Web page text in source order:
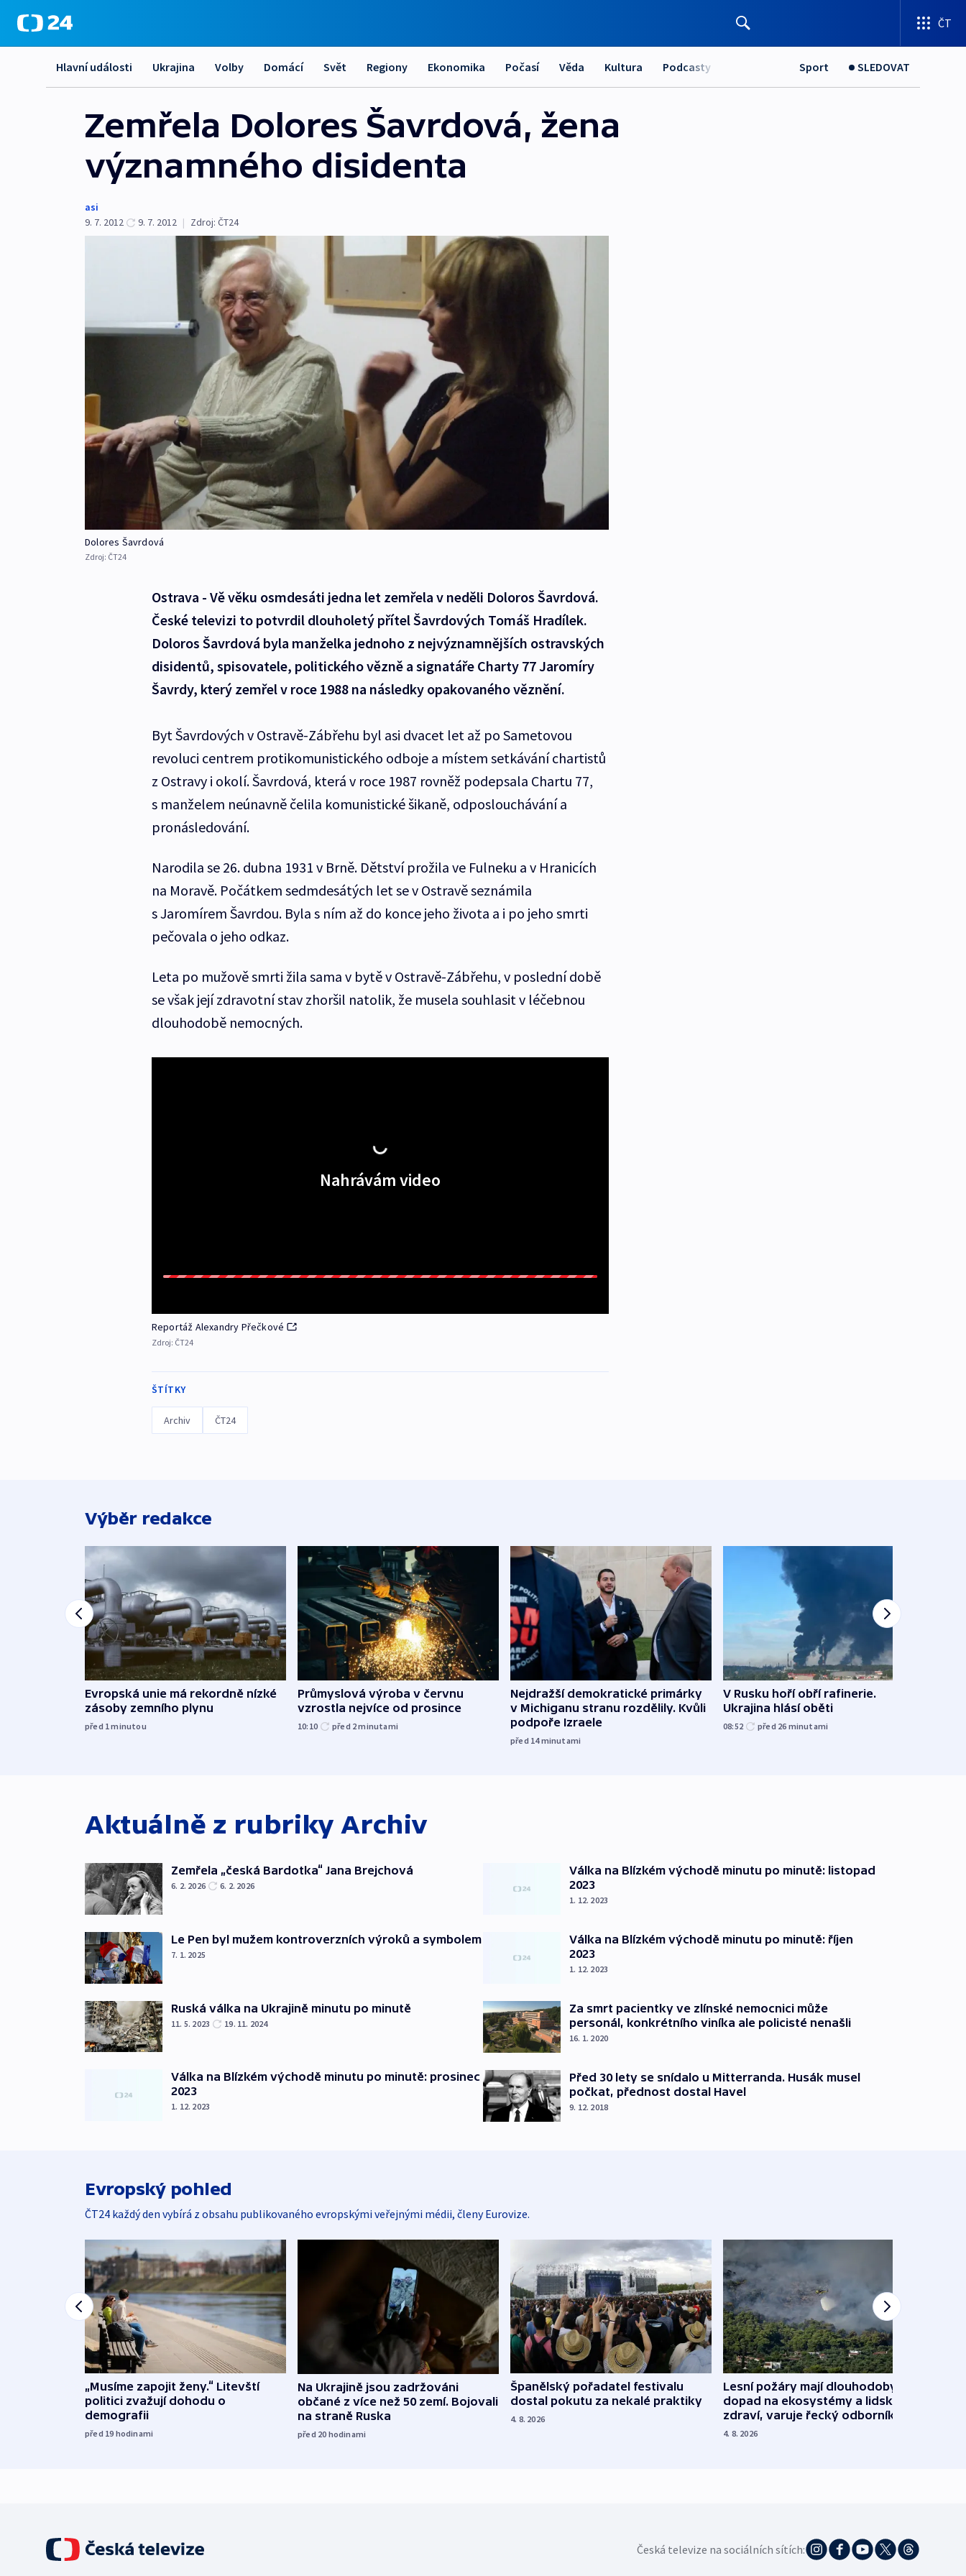
ČT
Hlavní události Ukrajina Volby Domácí Svět Regiony Ekonomika Počasí Věda Kultura Podcasty Sport SLEDOVAT
Zemřela Dolores Šavrdová, žena
významného disidenta
asi
9. 7. 2012
9. 7. 2012 | Zdroj: ČT24
Dolores Šavrdová
Zdroj: ČT24
Ostrava - Vě věku osmdesáti jedna let zemřela v neděli Doloros Šavrdová.
České televizi to potvrdil dlouholetý přítel Šavrdových Tomáš Hradílek.
Doloros Šavrdová byla manželka jednoho z nejvýznamnějších ostravských
disidentů, spisovatele, politického vězně a signatáře Charty 77 Jaromíry
Šavrdy, který zemřel v roce 1988 na následky opakovaného věznění.
Byt Šavrdových v Ostravě-Zábřehu byl asi dvacet let až po Sametovou
revoluci centrem protikomunistického odboje a místem setkávání chartistů
z Ostravy i okolí. Šavrdová, která v roce 1987 rovněž podepsala Chartu 77,
s manželem neúnavně čelila komunistické šikaně, odposlouchávání a
pronásledování.
Narodila se 26. dubna 1931 v Brně. Dětství prožila ve Fulneku a v Hranicích
na Moravě. Počátkem sedmdesátých let se v Ostravě seznámila
s Jaromírem Šavrdou. Byla s ním až do konce jeho života a i po jeho smrti
pečovala o jeho odkaz.
Leta po mužově smrti žila sama v bytě v Ostravě-Zábřehu, v poslední době
se však její zdravotní stav zhoršil natolik, že musela souhlasit v léčebnou
dlouhodobě nemocných.
Nahrávám video
Reportáž Alexandry Přečkové
Zdroj: ČT24
ŠTÍTKY
Archiv ČT24
Výběr redakce
Evropská unie má rekordně nízké
zásoby zemního plynu
před 1minutou
Průmyslová výroba v červnu
vzrostla nejvíce od prosince
10:10 před 2minutami
Nejdražší demokratické primárky
v Michiganu stranu rozdělily. Kvůli
podpoře Izraele
před 14minutami
V Rusku hoří obří rafinerie.
Ukrajina hlásí oběti
08:52 před 26 minutami
Aktuálně z rubriky Archiv
Zemřela „česká Bardotka“ Jana Brejchová
6. 2. 2026 6. 2. 2026
Le Pen byl mužem kontroverzních výroků a symbolem
7. 1. 2025
Ruská válka na Ukrajině minutu po minutě
11. 5. 2023 19. 11. 2024
Válka na Blízkém východě minutu po minutě: prosinec
2023
1. 12. 2023
Válka na Blízkém východě minutu po minutě: listopad
2023
1. 12. 2023
Válka na Blízkém východě minutu po minutě: říjen
2023
1. 12. 2023
Za smrt pacientky ve zlínské nemocnici může
personál, konkrétního viníka ale policisté nenašli
16. 1. 2020
Před 30 lety se snídalo u Mitterranda. Husák musel
počkat, přednost dostal Havel
9. 12. 2018
Evropský pohled
ČT24 každý den vybírá z obsahu publikovaného evropskými veřejnými médii, členy Eurovize.
„Musíme zapojit ženy.“ Litevští
politici zvažují dohodu o
demografii
před 19 hodinami
Na Ukrajině jsou zadržováni
občané z více než 50 zemí. Bojovali
na straně Ruska
před 20 hodinami
Španělský pořadatel festivalu
dostal pokutu za nekalé praktiky
4. 8. 2026
Lesní požáry mají dlouhodobý
dopad na ekosystémy a lidské
zdraví, varuje řecký odborník
4. 8. 2026
Česká televize na sociálních sítích: